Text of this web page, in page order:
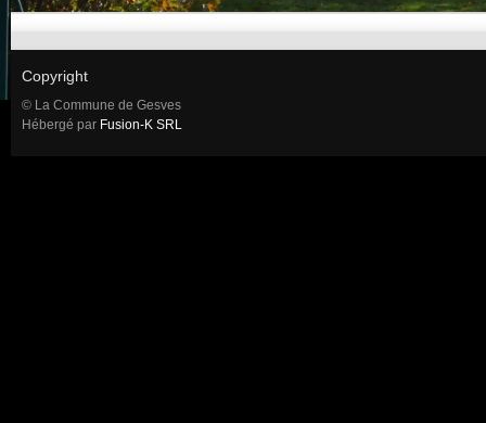
Copyright
© La Commune de Gesves
Hébergé par Fusion-K SRL